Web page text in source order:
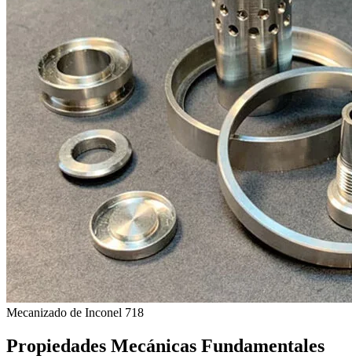
Mecanizado de Inconel 718
Propiedades Mecánicas Fundamentales